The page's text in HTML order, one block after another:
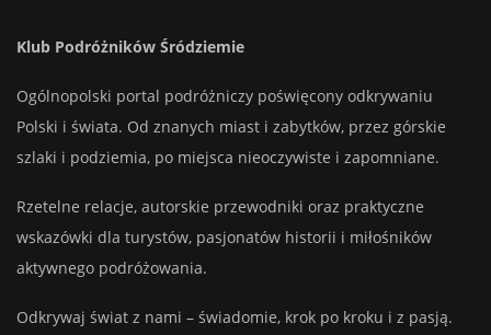
Klub Podróżników Śródziemie
Ogólnopolski portal podróżniczy poświęcony odkrywaniu
Polski i świata. Od znanych miast i zabytków, przez górskie
szlaki i podziemia, po miejsca nieoczywiste i zapomniane.
Rzetelne relacje, autorskie przewodniki oraz praktyczne
wskazówki dla turystów, pasjonatów historii i miłośników
aktywnego podróżowania.
Odkrywaj świat z nami – świadomie, krok po kroku i z pasją.